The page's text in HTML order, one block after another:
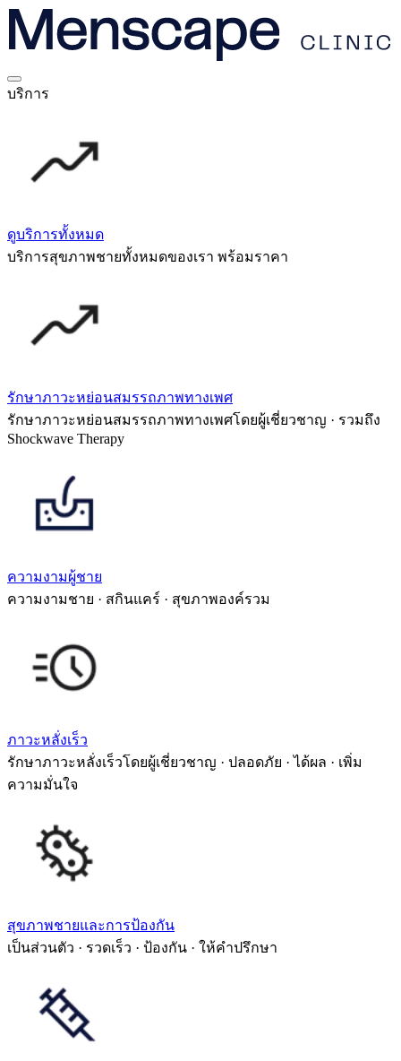
บริการ
ดูบริการทั้งหมด
บริการสุขภาพชายทั้งหมดของเรา พร้อมราคา
รักษาภาวะหย่อนสมรรถภาพทางเพศ
รักษาภาวะหย่อนสมรรถภาพทางเพศโดยผู้เชี่ยวชาญ · รวมถึง
Shockwave Therapy
ความงามผู้ชาย
ความงามชาย · สกินแคร์ · สุขภาพองค์รวม
ภาวะหลั่งเร็ว
รักษาภาวะหลั่งเร็วโดยผู้เชี่ยวชาญ · ปลอดภัย · ได้ผล · เพิ่ม
ความมั่นใจ
สุขภาพชายและการป้องกัน
เป็นส่วนตัว · รวดเร็ว · ป้องกัน · ให้คำปรึกษา